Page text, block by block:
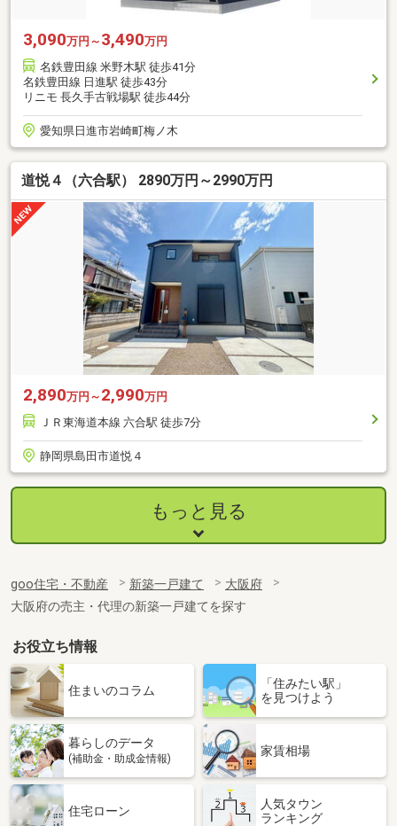
3,090万円～ 3,490万円
名鉄豊田線 米野木駅 徒歩41分
名鉄豊田線 日進駅 徒歩43分
リニモ 長久手古戦場駅 徒歩44分
愛知県日進市岩崎町梅ノ木
道悦４（六合駅） 2890万円～2990万円
2,890万円～ 2,990万円
ＪＲ東海道本線 六合駅 徒歩7分
静岡県島田市道悦４
もっと見る
goo住宅・不動産 新築一戸建て
大阪府
大阪府の売主・代理の新築一戸建てを探す
お役立ち情報
住まいのコラム
「住みたい駅」
を見つけよう
暮らしのデータ
(補助金・助成金情報)
家賃相場
住宅ローン
人気タウン
ランキング